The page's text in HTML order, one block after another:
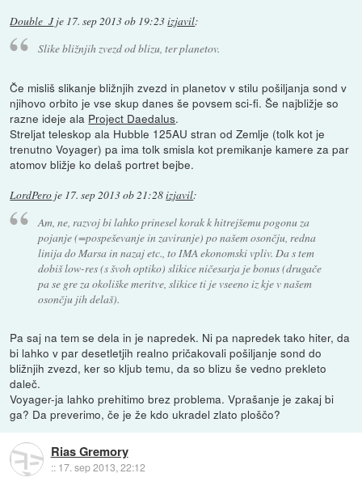
Double_Jje 17. sep 2013 ob 19:23izjavil:
Slike bližnjih zvezd od blizu, ter planetov.
Če misliš slikanje bližnjih zvezd in planetov v stilu pošiljanja sond v
njihovo orbito je vse skup danes še povsem sci-fi. Še najbližje so
razne ideje ala Project Daedalus.
Streljat teleskop ala Hubble 125AU stran od Zemlje (tolk kot je
trenutno Voyager) pa ima tolk smisla kot premikanje kamere za par
atomov bližje ko delaš portret bejbe.
LordPero je 17. sep 2013 ob 21:28izjavil:
Am, ne, razvoj bi lahko prinesel korak k hitrejšemu pogonu za
pojanje (=pospeševanje in zaviranje) po našem osončju, redna
linija do Marsa in nazaj etc., to IMA ekonomski vpliv. Da s tem
dobiš low-res (s švoh optiko) slikice ničesarja je bonus (drugače
pa se gre za okoliške meritve, slikice ti je vseeno iz kje v našem
osončju jih delaš).
Pa saj na tem se dela in je napredek. Ni pa napredek tako hiter, da
bi lahko v par desetletjih realno pričakovali pošiljanje sond do
bližnjih zvezd, ker so kljub temu, da so blizu še vedno prekleto
daleč.
Voyager-ja lahko prehitimo brez problema. Vprašanje je zakaj bi
ga? Da preverimo, če je že kdo ukradel zlato ploščo?
Rias Gremory
:: 17. sep 2013, 22:12